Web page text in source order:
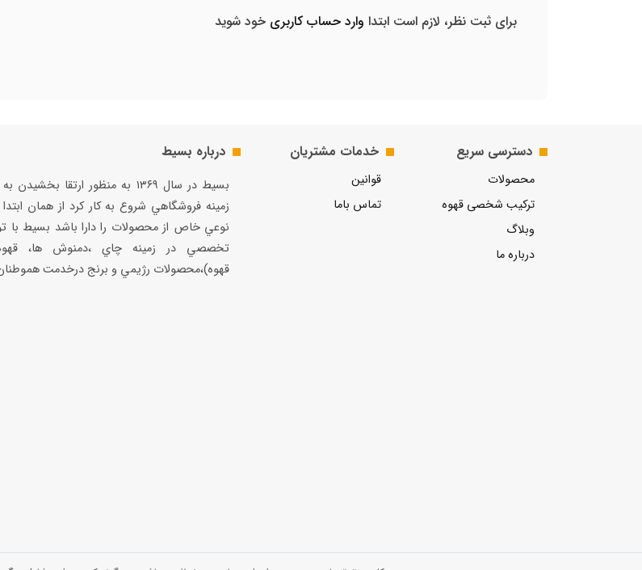
برای ثبت نظر، لازم است ابتدا وارد حساب کاربری خود شوید
دسترسی سریع
محصولات
ترکیب شخصی قهوه
وبلاگ
درباره ما
خدمات مشتریان
قوانین
تماس باما
درباره بسیط
بسيط در سال ۱۳۶۹ به منظور
زمينه فروشگاهي شروع به كار كرد از همان
نوعي خاص از محصولات را دارا باشد بسيط با
تخصصي در زمينه چاي ،دمنوش ها، قهوه
قهوه)،محصولات رژيمي و برنج درخدمت